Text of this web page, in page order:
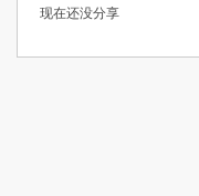
现在还没分享